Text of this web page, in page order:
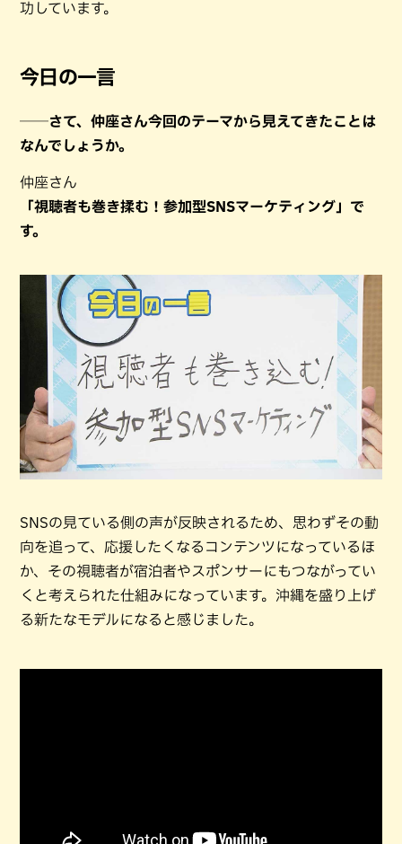
功しています。
今日の一言
──さて、仲座さん今回のテーマから見えてきたことは
なんでしょうか。
仲座さん
「視聴者も巻き揉む！参加型SNSマーケティング」で
す。
SNSの見ている側の声が反映されるため、思わずその動
向を追って、応援したくなるコンテンツになっているほ
か、その視聴者が宿泊者やスポンサーにもつながってい
くと考えられた仕組みになっています。沖縄を盛り上げ
る新たなモデルになると感じました。